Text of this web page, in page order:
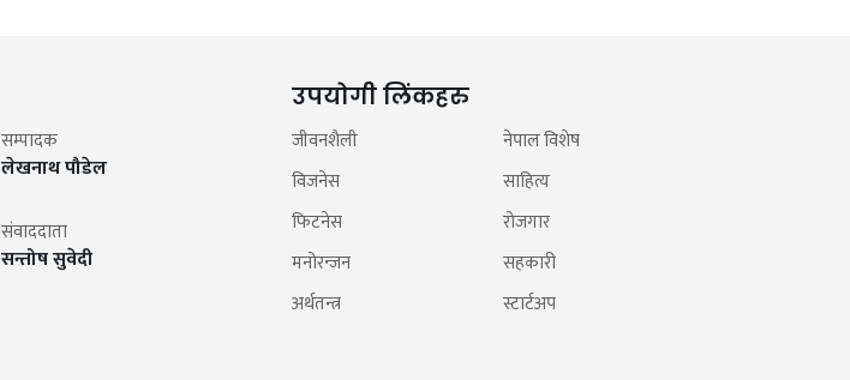
सम्पादक
लेखनाथ पौडेल
संवाददाता
सन्तोष सुवेदी
उपयोगी लिंकहरु
जीवनशैली
नेपाल विशेष
विजनेस
साहित्य
फिटनेस
रोजगार
मनोरन्जन
सहकारी
अर्थतन्त्र
स्टार्टअप